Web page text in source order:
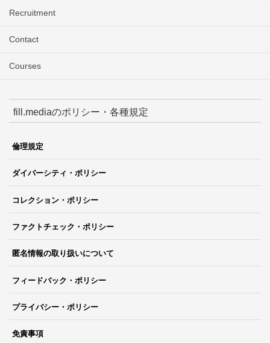
Recruitment
Contact
Courses
fill.mediaのポリシー・各種規定
倫理規定
ダイバーシティ・ポリシー
コレクション・ポリシー
ファクトチェック・ポリシー
匿名情報の取り扱いについて
フィードバック・ポリシー
プライバシー・ポリシー
免責事項